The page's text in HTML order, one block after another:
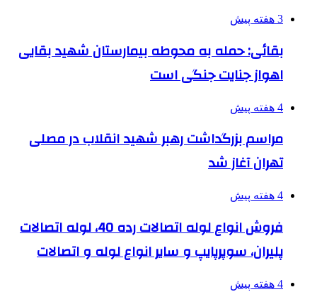
3 هفته پیش
بقائی: حمله به محوطه بیمارستان شهید بقایی
اهواز جنایت جنگی است
4 هفته پیش
مراسم بزرگداشت رهبر شهید انقلاب در مصلی
تهران آغاز شد
4 هفته پیش
فروش انواع لوله اتصالات رده 40، لوله اتصالات
پلیران، سوپرپایپ و سایر انواع لوله و اتصالات
4 هفته پیش